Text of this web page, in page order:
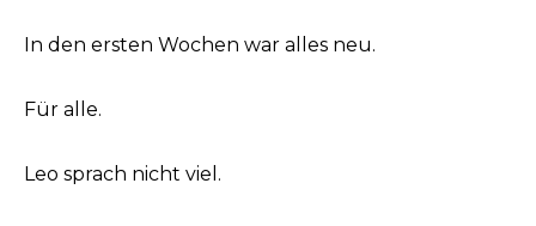
In den ersten Wochen war alles neu.
Für alle.
Leo sprach nicht viel.